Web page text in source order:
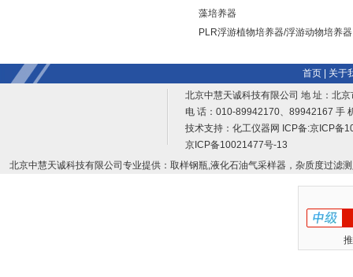
藻培养器
PLR浮游植物培养器/浮游动物培养器
首页|
关于
北京中慧天诚科技有限公司 地 址：北
电 话：010-89942170、89942167 手
技术支持： 化工仪器网 ICP备:京ICP备
京ICP备10021477号-13
北京中慧天诚科技有限公司专业提供：取样钢瓶,液化石油气采样器，杂质度过滤